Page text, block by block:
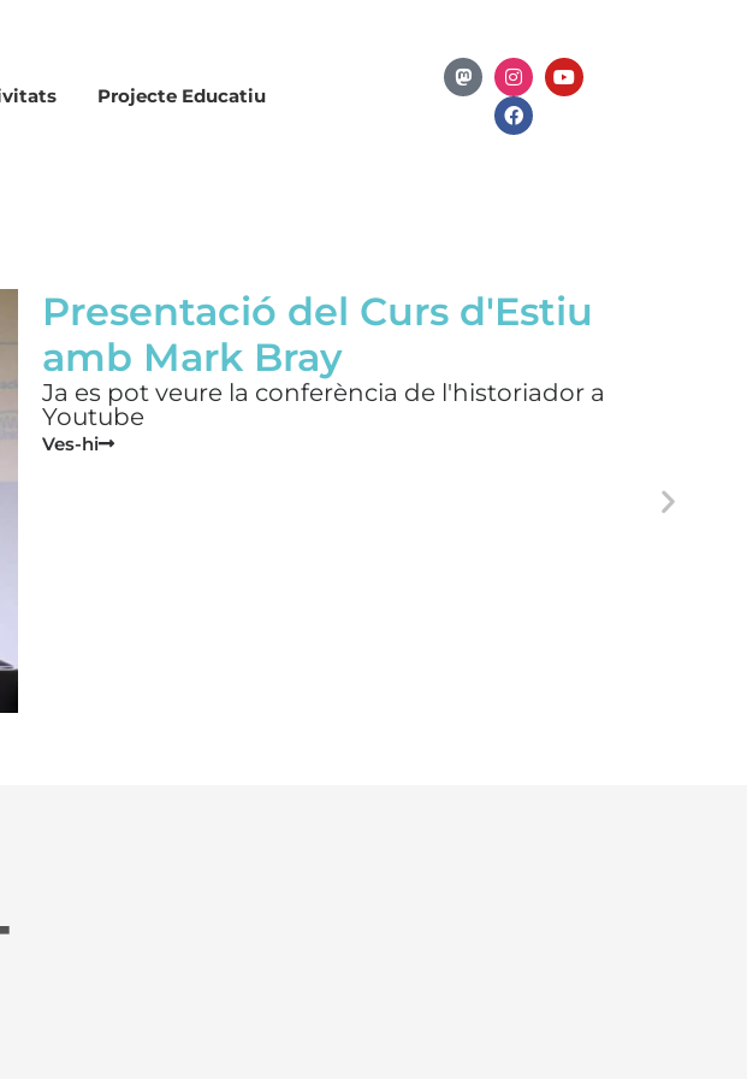
Projecte Educatiu
Presentació del Curs d'Estiu
amb Mark Bray
Ja es pot veure la conferència de l'historiador a
Youtube
Ves-hi